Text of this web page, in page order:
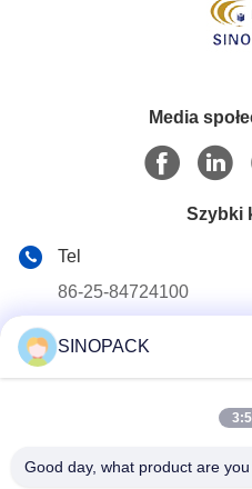
Media
Szybki
Tel
86-25-84724100
E-mail
210001, Chiny
SINOPACK
Good day, what product are